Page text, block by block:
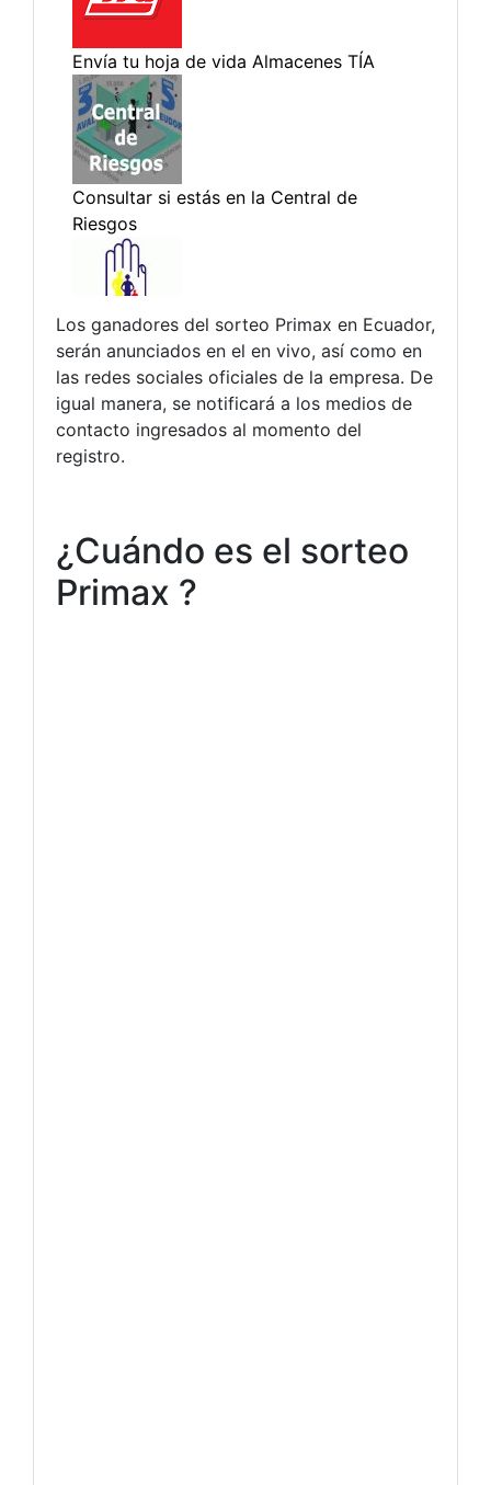
Los ganadores del sorteo Primax en Ecuador,
serán anunciados en el en vivo, así como en
las redes sociales oficiales de la empresa. De
igual manera, se notificará a los medios de
contacto ingresados al momento del
registro.
¿Cuándo es el sorteo
Primax ?